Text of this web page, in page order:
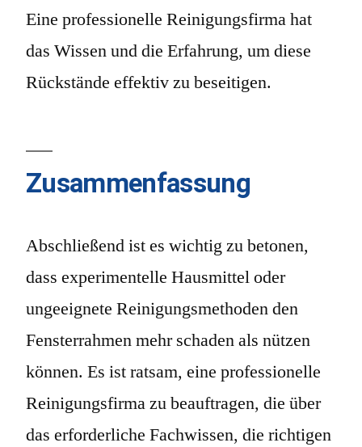
Eine professionelle Reinigungsfirma hat
das Wissen und die Erfahrung, um diese
Rückstände effektiv zu beseitigen.
Zusammenfassung
Abschließend ist es wichtig zu betonen,
dass experimentelle Hausmittel oder
ungeeignete Reinigungsmethoden den
Fensterrahmen mehr schaden als nützen
können. Es ist ratsam, eine professionelle
Reinigungsfirma zu beauftragen, die über
das erforderliche Fachwissen, die richtigen